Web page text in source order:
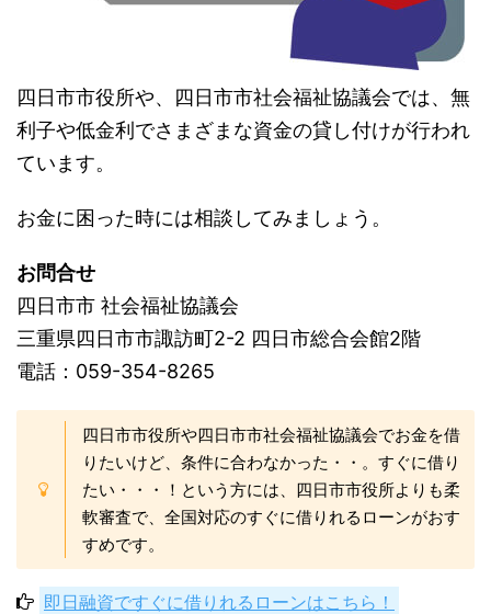
四日市市役所や、四日市市社会福祉協議会では、無
利子や低金利でさまざまな資金の貸し付けが行われ
ています。
お金に困った時には相談してみましょう。
お問合せ
四日市市 社会福祉協議会
三重県四日市市諏訪町2-2 四日市総合会館2階
電話：059-354-8265
四日市市役所や四日市市社会福祉協議会でお金を借
りたいけど、条件に合わなかった・・。すぐに借り
たい・・・！という方には、四日市市役所よりも柔
軟審査で、全国対応のすぐに借りれるローンがおす
すめです。
即日融資ですぐに借りれるローンはこちら！